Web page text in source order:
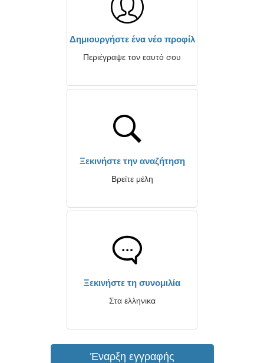
Δημιουργήστε ένα νέο προφίλ
Περιέγραψε τον εαυτό σου
Ξεκινήστε την αναζήτηση
Βρείτε μέλη
Ξεκινήστε τη συνομιλία
Στα ελληνικα
Έναρξη εγγραφής